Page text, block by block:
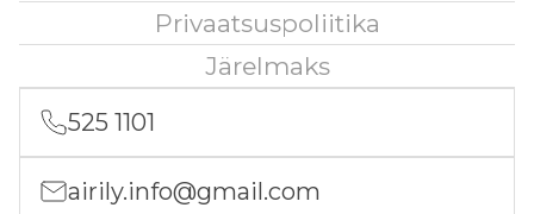
Privaatsuspoliitika
Järelmaks
525 1101
airily.info@gmail.com